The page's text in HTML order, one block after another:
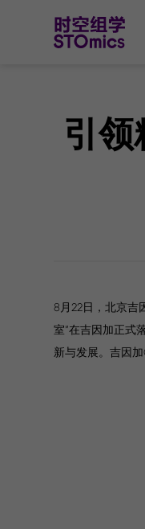
引领
8月22日，北京吉
室”在吉因加正式
新与发展。吉因